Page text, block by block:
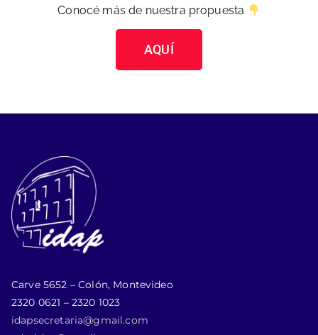
Conocé más de nuestra propuesta
AQUÍ
Carve 5652 – Colón, Montevideo
2320 0621 – 2320 1023
idapsecretaria@gmail.com